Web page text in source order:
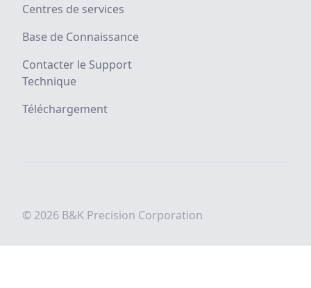
Centres de services
Base de Connaissance
Contacter le Support
Technique
Téléchargement
© 2026 B&K Precision Corporation